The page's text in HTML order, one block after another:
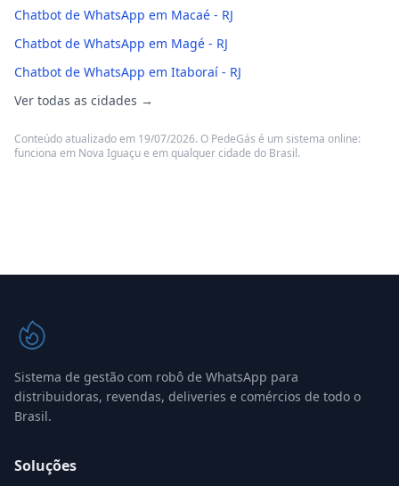
Chatbot de WhatsApp em Macaé - RJ
Chatbot de WhatsApp em Magé - RJ
Chatbot de WhatsApp em Itaboraí - RJ
Ver todas as cidades →
Conteúdo atualizado em 19/07/2026. O PedeGás é um sistema online:
funciona em Nova Iguaçu e em qualquer cidade do Brasil.
Sistema de gestão com robô de WhatsApp para
distribuidoras, revendas, deliveries e comércios de todo o
Brasil.
Soluções